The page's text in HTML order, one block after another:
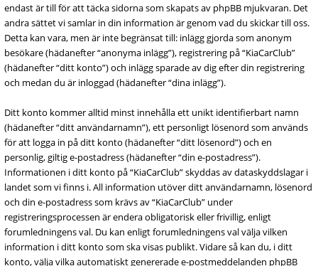
endast är till för att täcka sidorna som skapats av phpBB mjukvaran. Det
andra sättet vi samlar in din information är genom vad du skickar till oss.
Detta kan vara, men är inte begränsat till: inlägg gjorda som anonym
besökare (hädanefter “anonyma inlägg”), registrering på “KiaCarClub”
(hädanefter “ditt konto”) och inlägg sparade av dig efter din registrering
och medan du är inloggad (hädanefter “dina inlägg”).
Ditt konto kommer alltid minst innehålla ett unikt identifierbart namn
(hädanefter “ditt användarnamn”), ett personligt lösenord som används
för att logga in på ditt konto (hädanefter “ditt lösenord”) och en
personlig, giltig e-postadress (hädanefter “din e-postadress”).
Informationen i ditt konto på “KiaCarClub” skyddas av dataskyddslagar i
landet som vi finns i. All information utöver ditt användarnamn, lösenord
och din e-postadress som krävs av “KiaCarClub” under
registreringsprocessen är endera obligatorisk eller frivillig, enligt
forumledningens val. Du kan enligt forumledningens val välja vilken
information i ditt konto som ska visas publikt. Vidare så kan du, i ditt
konto, välja vilka automatiskt genererade e-postmeddelanden phpBB